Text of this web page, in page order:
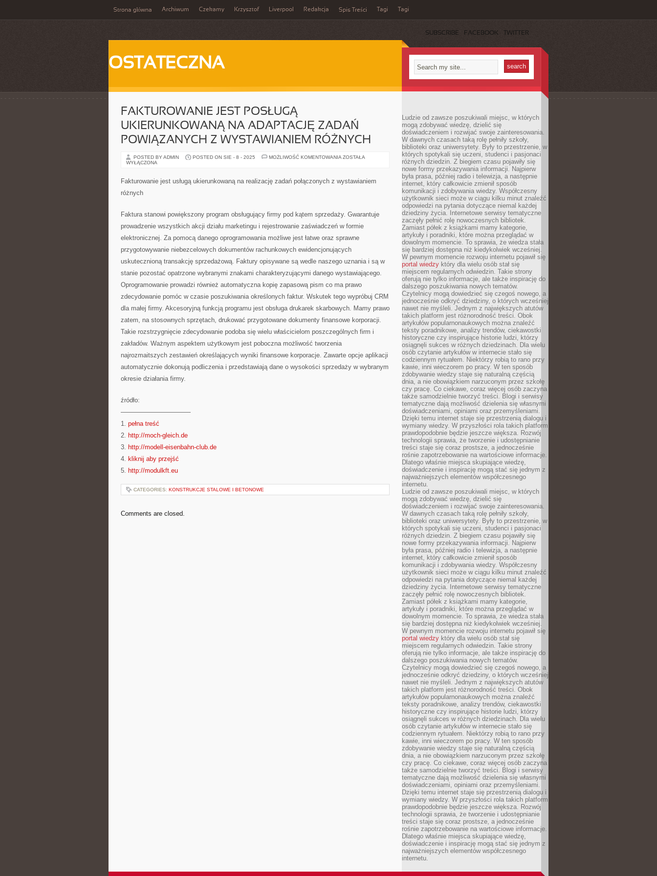
Strona główna Archiwum Czekamy Krzysztof Liverpool Redakcja Spis Treści Tagi Tagi
SUBSCRIBE FACEBOOK TWITTER
OSTATECZNA
FAKTUROWANIE JEST POSŁUGĄ
UKIERUNKOWANĄ NA ADAPTACJĘ ZADAŃ
POWIĄZANYCH Z WYSTAWIANIEM RÓŻNYCH
POSTED BY ADMIN POSTED ON SIE - 8 - 2025 MOŻLIWOŚĆ KOMENTOWANIA FAKTUROWANIE
ADAPTACJĘ
ZOSTAŁA
WYŁĄCZONA
Fakturowanie jest usługą ukierunkowaną na realizację zadań połączonych z wystawianiem
różnych
Faktura stanowi powiększony program obsługujący firmy pod kątem sprzedaży. Gwarantuje
prowadzenie wszystkich akcji działu marketingu i rejestrowanie zaświadczeń w formie
elektronicznej. Za pomocą danego oprogramowania możliwe jest łatwe oraz sprawne
przygotowywanie niebezcelowych dokumentów rachunkowych ewidencjonujących
uskutecznioną transakcję sprzedażową. Faktury opisywane są wedle naszego uznania i są w
stanie pozostać opatrzone wybranymi znakami charakteryzującymi danego wystawiającego.
Oprogramowanie prowadzi również automatyczna kopię zapasową pism co ma prawo
zdecydowanie pomóc w czasie poszukiwania określonych faktur. Wskutek tego wypróbuj CRM
dla małej firmy. Akcesoryjną funkcją programu jest obsługa drukarek skarbowych. Mamy prawo
zatem, na stosownych sprzętach, drukować przygotowane dokumenty finansowe korporacji.
Takie rozstrzygnięcie zdecydowanie podoba się wielu właścicielom poszczególnych firm i
zakładów. Ważnym aspektem użytkowym jest poboczna możliwość tworzenia
najrozmaitszych zestawień określających wyniki finansowe korporacje. Zawarte opcje aplikacji
automatycznie dokonują podliczenia i przedstawiają dane o wysokości sprzedaży w wybranym
okresie działania firmy.
źródło:
———————————
1. pełna treść
2. http://moch-gleich.de
3. http://modell-eisenbahn-club.de
4. kliknij aby przejść
5. http://modulkft.eu
CATEGORIES: KONSTRUKCJE STALOWE I BETONOWE
Comments are closed.
Ludzie od zawsze poszukiwali miejsc, w których
mogą zdobywać wiedzę, dzielić się
doświadczeniem i rozwijać swoje zainteresowania.
W dawnych czasach taką rolę pełniły szkoły,
biblioteki oraz uniwersytety. Były to przestrzenie, w
których spotykali się uczeni, studenci i pasjonaci
różnych dziedzin. Z biegiem czasu pojawiły się
nowe formy przekazywania informacji. Najpierw
była prasa, później radio i telewizja, a następnie
internet, który całkowicie zmienił sposób
komunikacji i zdobywania wiedzy. Współczesny
użytkownik sieci może w ciągu kilku minut znaleźć
odpowiedzi na pytania dotyczące niemal każdej
dziedziny życia. Internetowe serwisy tematyczne
zaczęły pełnić rolę nowoczesnych bibliotek.
Zamiast półek z książkami mamy kategorie,
artykuły i poradniki, które można przeglądać w
dowolnym momencie. To sprawia, że wiedza stała
się bardziej dostępna niż kiedykolwiek wcześniej.
W pewnym momencie rozwoju internetu pojawił się
portal wiedzy który dla wielu osób stał się
miejscem regularnych odwiedzin. Takie strony
oferują nie tylko informacje, ale także inspirację do
dalszego poszukiwania nowych tematów.
Czytelnicy mogą dowiedzieć się czegoś nowego, a
jednocześnie odkryć dziedziny, o których wcześniej
nawet nie myśleli. Jednym z największych atutów
takich platform jest różnorodność treści. Obok
artykułów popularnonaukowych można znaleźć
teksty poradnikowe, analizy trendów, ciekawostki
historyczne czy inspirujące historie ludzi, którzy
osiągnęli sukces w różnych dziedzinach. Dla wielu
osób czytanie artykułów w internecie stało się
codziennym rytuałem. Niektórzy robią to rano przy
kawie, inni wieczorem po pracy. W ten sposób
zdobywanie wiedzy staje się naturalną częścią
dnia, a nie obowiązkiem narzuconym przez szkołę
czy pracę. Co ciekawe, coraz więcej osób zaczyna
także samodzielnie tworzyć treści. Blogi i serwisy
tematyczne dają możliwość dzielenia się własnymi
doświadczeniami, opiniami oraz przemyśleniami.
Dzięki temu internet staje się przestrzenią dialogu i
wymiany wiedzy. W przyszłości rola takich platform
prawdopodobnie będzie jeszcze większa. Rozwój
technologii sprawia, że tworzenie i udostępnianie
treści staje się coraz prostsze, a jednocześnie
rośnie zapotrzebowanie na wartościowe informacje.
Dlatego właśnie miejsca skupiające wiedzę,
doświadczenie i inspirację mogą stać się jednym z
najważniejszych elementów współczesnego
internetu.
Ludzie od zawsze poszukiwali miejsc, w których
mogą zdobywać wiedzę, dzielić się
doświadczeniem i rozwijać swoje zainteresowania.
W dawnych czasach taką rolę pełniły szkoły,
biblioteki oraz uniwersytety. Były to przestrzenie, w
których spotykali się uczeni, studenci i pasjonaci
różnych dziedzin. Z biegiem czasu pojawiły się
nowe formy przekazywania informacji. Najpierw
była prasa, później radio i telewizja, a następnie
internet, który całkowicie zmienił sposób
komunikacji i zdobywania wiedzy. Współczesny
użytkownik sieci może w ciągu kilku minut znaleźć
odpowiedzi na pytania dotyczące niemal każdej
dziedziny życia. Internetowe serwisy tematyczne
zaczęły pełnić rolę nowoczesnych bibliotek.
Zamiast półek z książkami mamy kategorie,
artykuły i poradniki, które można przeglądać w
dowolnym momencie. To sprawia, że wiedza stała
się bardziej dostępna niż kiedykolwiek wcześniej.
W pewnym momencie rozwoju internetu pojawił się
portal wiedzy który dla wielu osób stał się
miejscem regularnych odwiedzin. Takie strony
oferują nie tylko informacje, ale także inspirację do
dalszego poszukiwania nowych tematów.
Czytelnicy mogą dowiedzieć się czegoś nowego, a
jednocześnie odkryć dziedziny, o których wcześniej
nawet nie myśleli. Jednym z największych atutów
takich platform jest różnorodność treści. Obok
artykułów popularnonaukowych można znaleźć
teksty poradnikowe, analizy trendów, ciekawostki
historyczne czy inspirujące historie ludzi, którzy
osiągnęli sukces w różnych dziedzinach. Dla wielu
osób czytanie artykułów w internecie stało się
codziennym rytuałem. Niektórzy robią to rano przy
kawie, inni wieczorem po pracy. W ten sposób
zdobywanie wiedzy staje się naturalną częścią
dnia, a nie obowiązkiem narzuconym przez szkołę
czy pracę. Co ciekawe, coraz więcej osób zaczyna
także samodzielnie tworzyć treści. Blogi i serwisy
tematyczne dają możliwość dzielenia się własnymi
doświadczeniami, opiniami oraz przemyśleniami.
Dzięki temu internet staje się przestrzenią dialogu i
wymiany wiedzy. W przyszłości rola takich platform
prawdopodobnie będzie jeszcze większa. Rozwój
technologii sprawia, że tworzenie i udostępnianie
treści staje się coraz prostsze, a jednocześnie
rośnie zapotrzebowanie na wartościowe informacje.
Dlatego właśnie miejsca skupiające wiedzę,
doświadczenie i inspirację mogą stać się jednym z
najważniejszych elementów współczesnego
internetu.